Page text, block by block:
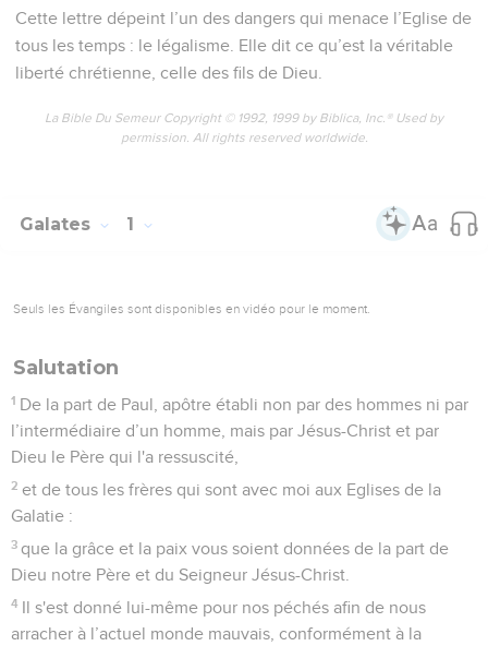
Cette lettre dépeint l’un des dangers qui menace l’Eglise de
tous les temps : le légalisme. Elle dit ce qu’est la véritable
liberté chrétienne, celle des fils de Dieu.
La Bible Du Semeur Copyright © 1992, 1999 by Biblica, Inc.® Used by
permission. All rights reserved worldwide.
Galates 1
Seuls les Évangiles sont disponibles en vidéo pour le moment.
Salutation
1 De la part de Paul, apôtre établi non par des hommes ni par
l’intermédiaire d’un homme, mais par Jésus-Christ et par
Dieu le Père qui l'a ressuscité,
2 et de tous les frères qui sont avec moi aux Eglises de la
Galatie :
3 que la grâce et la paix vous soient données de la part de
Dieu notre Père et du Seigneur Jésus-Christ.
4 Il s'est donné lui-même pour nos péchés afin de nous
arracher à l’actuel monde mauvais, conformément à la